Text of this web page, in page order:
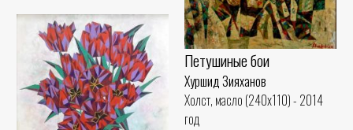
Петушиные бои
Хуршид Зияханов
Холст, масло (240x110) - 2014
год